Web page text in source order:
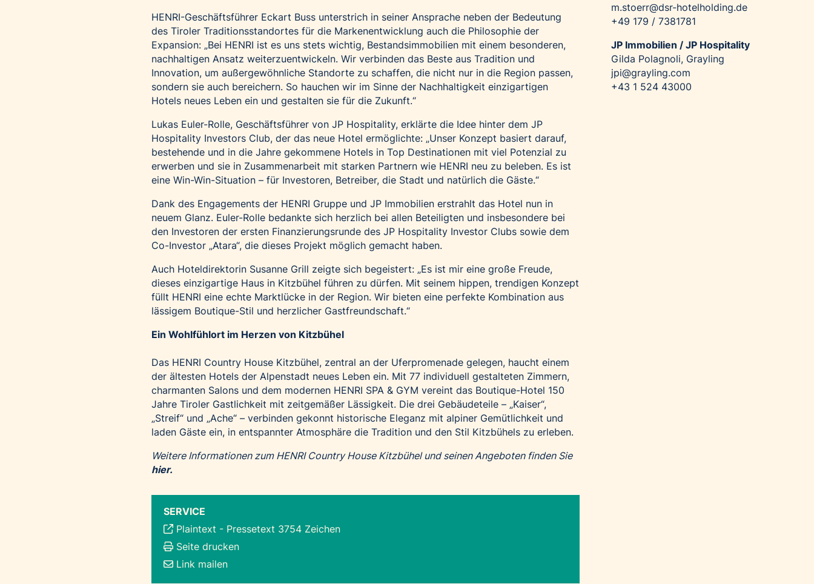
HENRI-Geschäftsführer Eckart Buss unterstrich in seiner Ansprache neben der Bedeutung
des Tiroler Traditionsstandortes für die Markenentwicklung auch die Philosophie der
Expansion: „Bei HENRI ist es uns stets wichtig, Bestandsimmobilien mit einem besonderen,
nachhaltigen Ansatz weiterzuentwickeln. Wir verbinden das Beste aus Tradition und
Innovation, um außergewöhnliche Standorte zu schaffen, die nicht nur in die Region passen,
sondern sie auch bereichern. So hauchen wir im Sinne der Nachhaltigkeit einzigartigen
Hotels neues Leben ein und gestalten sie für die Zukunft.“
Lukas Euler-Rolle, Geschäftsführer von JP Hospitality, erklärte die Idee hinter dem JP
Hospitality Investors Club, der das neue Hotel ermöglichte: „Unser Konzept basiert darauf,
bestehende und in die Jahre gekommene Hotels in Top Destinationen mit viel Potenzial zu
erwerben und sie in Zusammenarbeit mit starken Partnern wie HENRI neu zu beleben. Es ist
eine Win-Win-Situation – für Investoren, Betreiber, die Stadt und natürlich die Gäste.“
Dank des Engagements der HENRI Gruppe und JP Immobilien erstrahlt das Hotel nun in
neuem Glanz. Euler-Rolle bedankte sich herzlich bei allen Beteiligten und insbesondere bei
den Investoren der ersten Finanzierungsrunde des JP Hospitality Investor Clubs sowie dem
Co-Investor „Atara“, die dieses Projekt möglich gemacht haben.
Auch Hoteldirektorin Susanne Grill zeigte sich begeistert: „Es ist mir eine große Freude,
dieses einzigartige Haus in Kitzbühel führen zu dürfen. Mit seinem hippen, trendigen Konzept
füllt HENRI eine echte Marktlücke in der Region. Wir bieten eine perfekte Kombination aus
lässigem Boutique-Stil und herzlicher Gastfreundschaft.“
Ein Wohlfühlort im Herzen von Kitzbühel
Das HENRI Country House Kitzbühel, zentral an der Uferpromenade gelegen, haucht einem
der ältesten Hotels der Alpenstadt neues Leben ein. Mit 77 individuell gestalteten Zimmern,
charmanten Salons und dem modernen HENRI SPA & GYM vereint das Boutique-Hotel 150
Jahre Tiroler Gastlichkeit mit zeitgemäßer Lässigkeit. Die drei Gebäudeteile – „Kaiser“,
„Streif“ und „Ache“ – verbinden gekonnt historische Eleganz mit alpiner Gemütlichkeit und
laden Gäste ein, in entspannter Atmosphäre die Tradition und den Stil Kitzbühels zu erleben.
Weitere Informationen zum HENRI Country House Kitzbühel und seinen Angeboten finden Sie
hier.
SERVICE
Plaintext - Pressetext 3754 Zeichen
Seite drucken
Link mailen
m.stoerr@dsr-hotelholding.de
+49 179 / 7381781
JP Immobilien / JP Hospitality
Gilda Polagnoli, Grayling
jpi@grayling.com
+43 1 524 43000